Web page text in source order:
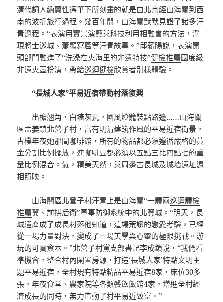
清代詞人納蘭性德筆下所刻畫的就是由北京經山海關到西
南的波折旅行過程。幾百年間，山海關默默見證了諸多汗
青過程。“表演用實景演藝與科技利用相融會的方法，浮
現將士巡城、蕭顯寫匾等汗青故事。”邱薪陽說，表演開
頭部門融進了“洗澡在火海里的非遺特技”健檢推薦國度級
非遺火壺扮演，帶給巡迴健檢欣賞者別樣體驗。
“長城人家”平易近宿帶動村落復興
出檐翹角，白墻灰瓦，國風燈籠裝點路邊……山海關
區孟姜鎮北營子村，富有明清建筑作風的平易近宿街景，
古樸年夜她那間咖啡館，所有的物品都必須遵循嚴格的黃
金分割比例擺放，連咖啡豆都必須以五點三比四點七的重
量比例混合。氣，精美天然，與周邊古長城及城墻遺址遠
相照映。
山海關區北營子村汗青上是山海關“一體兩巡迴體檢
推薦翼、前拱后衛”軍事防御系統中的北翼城。“明天，長
城遺產成了成長村落他知道，這場荒謬的戀愛考驗，已經
從一場力量對決，變成了一場美學與心靈的極限挑戰。游
玩的可貴資本。”北營子村黨支部書記李成鎖說，“我們看
準機會，整合村內閑置房源，打造‘長城人家’特點文明主
題平易近宿，全村現有特點精品平易近宿8家，床位30多
張，年夜食堂、農家院等各類餐飲飯館4家，增進全村經
濟成長的同時，無力帶動了村平易近致富。”